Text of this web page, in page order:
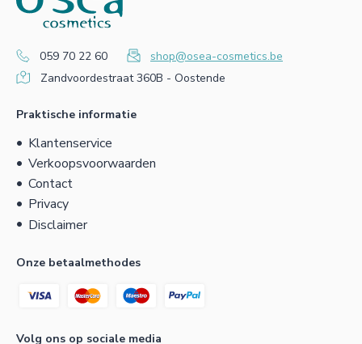
059 70 22 60
shop@osea-cosmetics.be
Zandvoordestraat 360B - Oostende
Praktische informatie
Klantenservice
Verkoopsvoorwaarden
Contact
Privacy
Disclaimer
Onze betaalmethodes
Volg ons op sociale media